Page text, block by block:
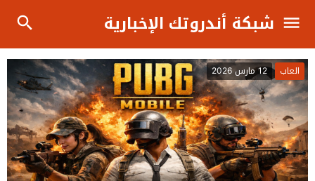
شبكة أندروتك الإخبارية
العاب 12 مارس 2026